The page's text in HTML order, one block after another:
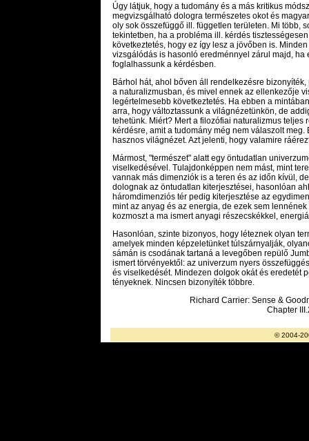
Úgy látjuk, hogy a tudomány és a más kritikus
megvizsgálható dologra természetes okot és
oly sok összefüggő ill. független területen. Mi több,
tekintetben, ha a probléma ill. kérdés
következtetés, hogy ez így lesz a jövőben is.
vizsgálódás is hasonló eredménnyel zárul majd,
foglalhassunk a kérdésben.
Bárhol hát, ahol bőven áll rendelkezésre
a naturalizmusban, és mivel ennek az ellenkezője
legértelmesebb következtetés. Ha ebben a
arra, hogy változtassunk a világnézetünkön, de
tehetünk. Miért? Mert a filozófiai naturalizmus
kérdésre, amit a tudomány még nem válaszolt
hasznos világnézet. Azt jelenti, hogy valamire
Mármost, "természet" alatt egy öntudatlan
viselkedésével. Tulajdonképpen nem mást, mint
vannak más dimenziók is a teren és az időn kívül,
dolognak az öntudatlan kiterjesztései, hasonlóan
háromdimenziós tér pedig kiterjesztése az
mint az anyag és az energia, de ezek sem
kozmoszt a ma ismert anyagi részecskékkel,
Hasonlóan, szinte bizonyos, hogy léteznek olyan
amelyek minden képzeletünket túlszárnyalják,
sámán is csodának tartaná a levegőben repülő
ismert törvényektől: az univerzum nyers
és viselkedését. Mindezen dolgok okát és eredetét
tényeknek. Nincsen bizonyíték többre.
Richard Carrier: Sense &
Chapter
© 2004-